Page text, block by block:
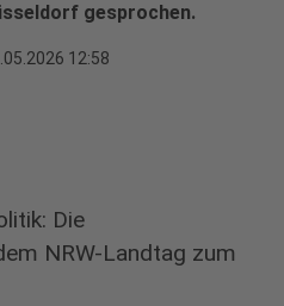
gesprochen.
12:58
Die
NRW-Landtag zum